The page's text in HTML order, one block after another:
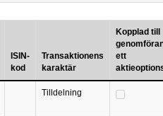
ISIN-
kod
Transaktionens
karaktär
Kopplad till
ett
Tilldelning